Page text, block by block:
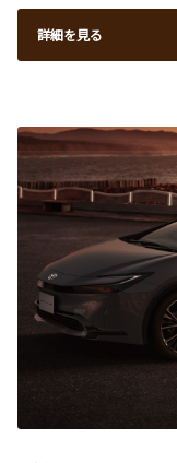
詳細を見る